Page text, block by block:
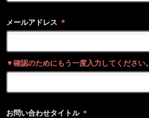
メールアドレス ＊
▼確認のためにもう一度入力してください。
お問い合わせタイトル ＊